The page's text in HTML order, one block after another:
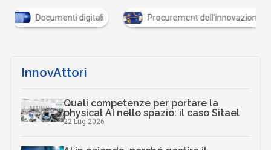
Documenti digitali Procurement dell'innovazione
InnovAttori
Quali competenze per portare la
physical AI nello spazio: il caso Sitael
22 Lug 2026